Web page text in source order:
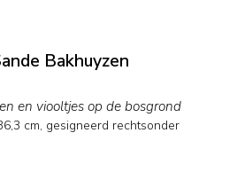
Bakhuyzen
en viooltjes op de bosgrond
cm, gesigneerd rechtsonder